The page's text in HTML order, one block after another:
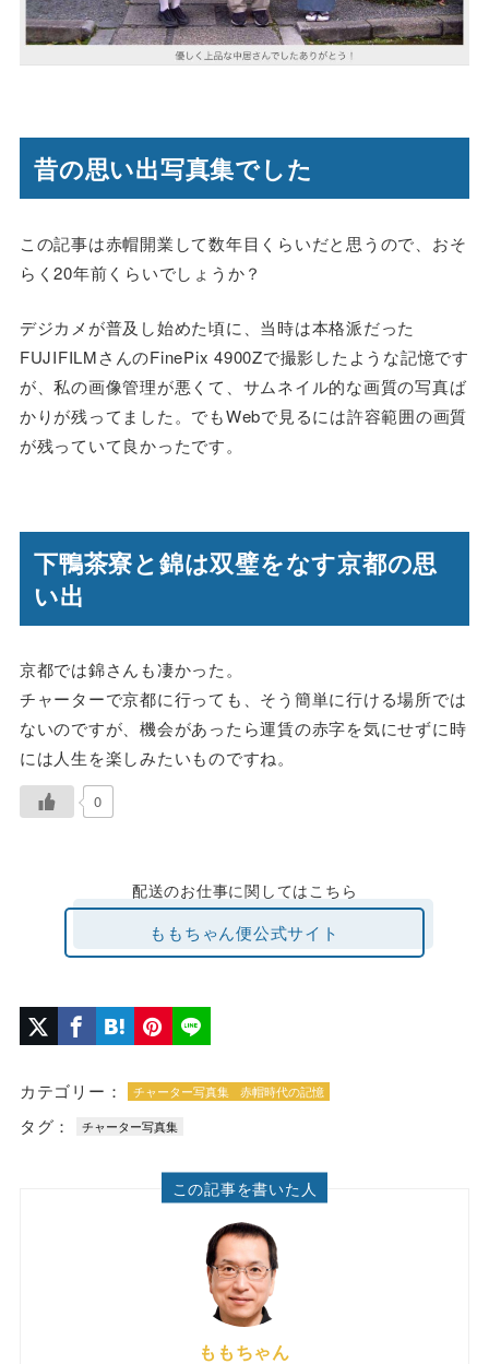
昔の思い出写真集でした
この記事は赤帽開業して数年目くらいだと思うので、おそ
らく20年前くらいでしょうか？
デジカメが普及し始めた頃に、当時は本格派だった
FUJIFILMさんのFinePix 4900Zで撮影したような記憶です
が、私の画像管理が悪くて、サムネイル的な画質の写真ば
かりが残ってました。でもWebで見るには許容範囲の画質
が残っていて良かったです。
下鴨茶寮と錦は双璧をなす京都の思
い出
京都では錦さんも凄かった。
チャーターで京都に行っても、そう簡単に行ける場所では
ないのですが、機会があったら運賃の赤字を気にせずに時
には人生を楽しみたいものですね。
0
配送のお仕事に関してはこちら
ももちゃん便公式サイト
カテゴリー： チャーター写真集 赤帽時代の記憶
タグ： チャーター写真集
この記事を書いた人
ももちゃん